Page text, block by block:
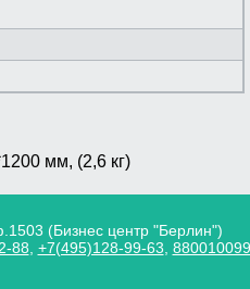
мм, (2,6 кг)
(Бизнес центр "Берлин")
88 +7(495)128-99-63